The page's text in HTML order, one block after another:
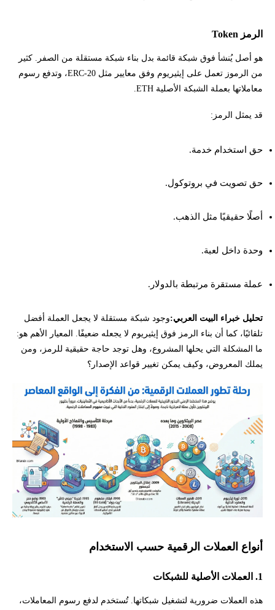
الرمز Token
هو أصل يُنشأ فوق شبكة قائمة بدل بناء شبكة مستقلة من الصفر. كثير
من الرموز تعمل على إيثيريوم وفق معايير مثل ERC-20، وتدفع رسوم
معاملاتها بعملة الشبكة الأصلية ETH.
قد يمثل الرمز:
حق استخدام خدمة.
حق تصويت في بروتوكول.
أصلًا حقيقيًا مثل الذهب.
وحدة داخل لعبة.
عملة مستقرة مرتبطة بالدولار.
تحليل خبراء البيت العربي:وجود شبكة مستقلة لا يجعل العملة أفضل
تلقائيًا، كما أن بناء الرمز فوق إيثيريوم لا يجعله ضعيفًا. المعيار الأهم هو:
ما المشكلة التي يحلها المشروع، وهل توجد حاجة حقيقية للرمز، ومن
يملك المعروض، وكيف يمكن تغيير قواعد الإصدار؟
أنواع العملات الرقمية حسب الاستخدام
1. العملات الأصلية للشبكات
هذه العملات ضرورية لتشغيل شبكاتها. تُستخدم لدفع رسوم المعاملات،